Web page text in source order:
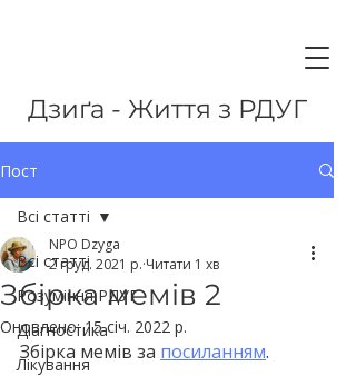
Дзиґа - Життя з РДУГ
Пост
Всі статті
Розуміння РДУГ
Діагностика
Лікування
Всі статті
Збірка мемів 2
NPO Dzyga
2 груд. 2021 р. Читати 1 хв
Оновлено:15 січ. 2022 р.
Збірка мемів за посиланням.